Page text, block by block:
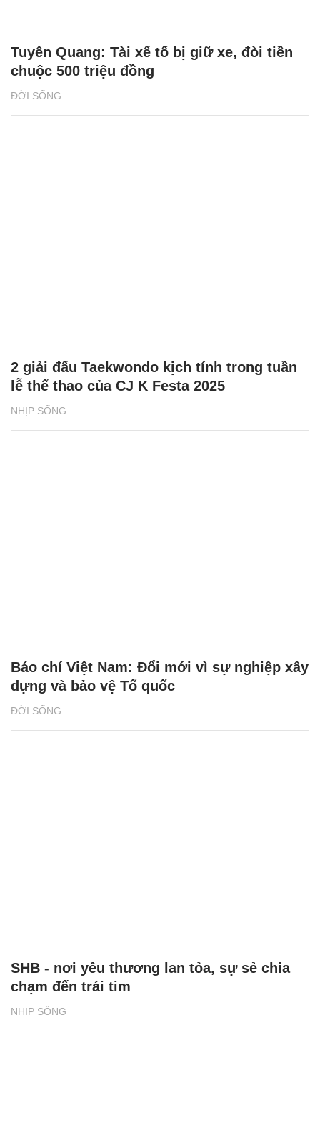
ĐỜI SỐNG
Tuyên Quang: Tài xế tố bị giữ xe, đòi tiền
chuộc 500 triệu đồng
NHỊP SỐNG
2 giải đấu Taekwondo kịch tính trong tuần
lễ thể thao của CJ K Festa 2025
ĐỜI SỐNG
Báo chí Việt Nam: Đổi mới vì sự nghiệp xây
dựng và bảo vệ Tổ quốc
NHỊP SỐNG
SHB - nơi yêu thương lan tỏa, sự sẻ chia
chạm đến trái tim